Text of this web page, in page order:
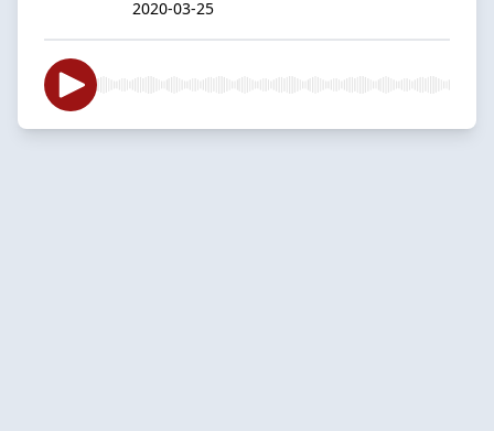
2020-03-25